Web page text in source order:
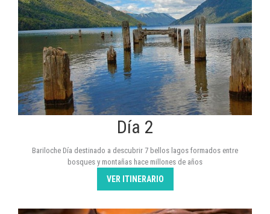
Día 2
Bariloche Día destinado a descubrir 7 bellos lagos formados entre
bosques y montañas hace millones de años
VER ITINERARIO